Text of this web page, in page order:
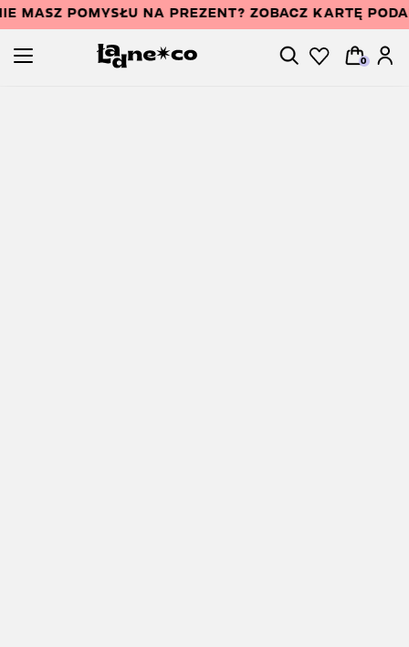
MASZ POMYSŁU NA PREZENT? ZOBACZ KARTĘ
0